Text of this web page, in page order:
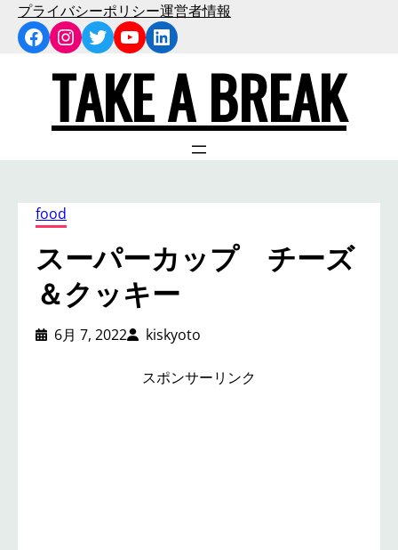
プライバシーポリシー運営者情報
Facebook
Instagram
Twitter
YouTube
LinkedIn
TAKE A BREAK
food
スーパーカップ チーズ
＆クッキー
6月 7, 2022 kiskyoto
スポンサーリンク